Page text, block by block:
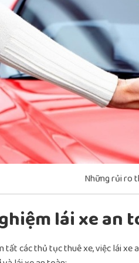
Những rủi ro
lái xe an
tất các thủ tục thuê xe, việc lái